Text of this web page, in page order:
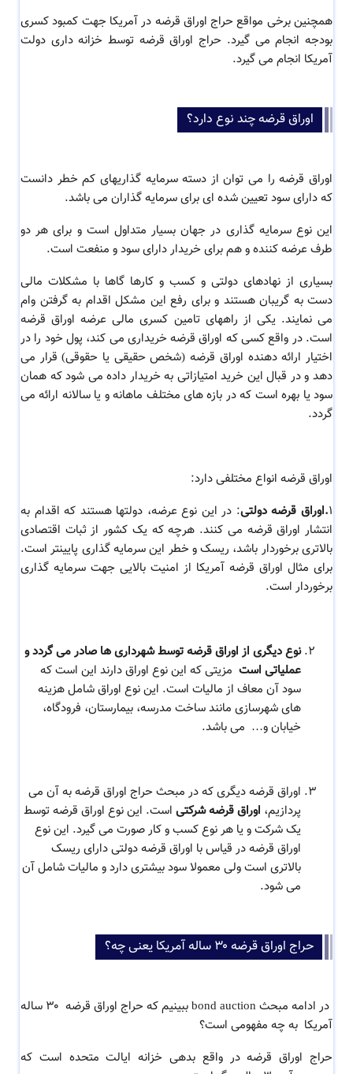
همچنین برخی مواقعحراج اوراق قرضه در آمریکا جهت کمبود کسری
بودجه انجام می گیرد. حراج اوراق قرضه توسط خزانه داری دولت
آمریکا انجام می گیرد.
اوراق قرضه چند نوع دارد؟
اوراق قرضه را می توان از دسته سرمایه گذاریهای کم خطر دانست
که دارای سود تعیین شده ای برای سرمایه گذاران می باشد.
این نوع سرمایه گذاری در جهان بسیار متداول است و برای هر دو
طرف عرضه کننده و هم برای خریدار دارای سود و منفعت است.
بسیاری از نهادهای دولتی و کسب و کارها گاها با مشکلات مالی
دست به گریبان هستند و برای رفع این مشکل اقدام به گرفتن وام
می نمایند. یکی از راههای تامین کسری مالی عرضه اوراق قرضه
است. در واقع کسی که اوراق قرضه خریداری می کند، پول خود را در
اختیار ارائه دهنده اوراق قرضه (شخص حقیقی یا حقوقی) قرار می
دهد و در قبال این خرید امتیازاتی به خریدار داده می شود که همان
سود یا بهره است که در بازه های مختلف ماهانه و یا سالانه ارائه می
گردد.
اوراق قرضه انواع مختلفی دارد:
1.اوراق قرضه دولتی: در این نوع عرضه، دولتها هستند که اقدام به
انتشار اوراق قرضه می کنند. هرچه که یک کشور از ثبات اقتصادی
بالاتری برخوردار باشد، ریسک و خطر این سرمایه گذاری پایینتر است.
برای مثال اوراق قرضه آمریکا از امنیت بالایی جهت سرمایه گذاری
برخوردار است.
نوع دیگری از اوراق قرضه توسط شهرداری ها صادر می گردد و
عملیاتی است مزیتی که این نوع اوراق دارند این است که
سود آن معاف از مالیات است. این نوع اوراق شامل هزینه
های شهرسازی مانند ساخت مدرسه، بیمارستان، فرودگاه،
خیابان و… می باشد.
اوراق قرضه دیگری که در مبحث حراج اوراق قرضه به آن می
پردازیم، اوراق قرضه شرکتی است. این نوع اوراق قرضه توسط
یک شرکت و یا هر نوع کسب و کار صورت می گیرد. این نوع
اوراق قرضه در قیاس با اوراق قرضه دولتی دارای ریسک
بالاتری است ولی معمولا سود بیشتری دارد و مالیات شامل آن
می شود.
حراج اوراق قرضه ۳۰ ساله آمریکا یعنی چه؟
در ادامه مبحث bond auction ببینیم که حراج اوراق قرضه ۳۰ ساله
آمریکا به چه مفهومی است؟
حراج اوراق قرضه در واقع بدهی خزانه ایالت متحده است که